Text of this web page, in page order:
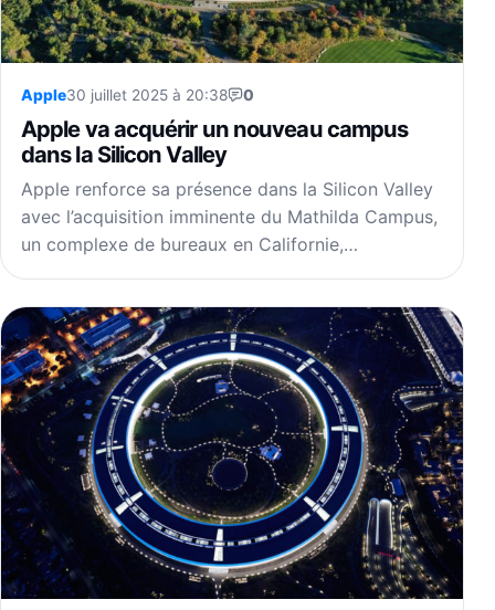
Apple30 juillet 2025 à 20:38 0
Apple va acquérir un nouveau campus
dans la Silicon Valley
Apple renforce sa présence dans la Silicon Valley
avec l’acquisition imminente du Mathilda Campus,
un complexe de bureaux en Californie,…